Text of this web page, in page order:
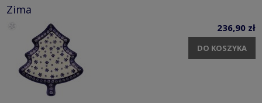
Zima
236,90 zł
DO KOSZYKA